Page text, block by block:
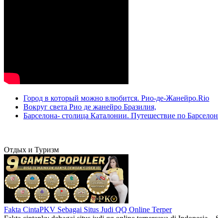
Город в который можно влюбится. Рио-де-Жанейро.Rio
Вокруг света Рио де жанейро Бразилия,
Барселона- столица Каталонии. Путешествие по
Отдых и Туризм
Fakta CintaPKV Sebagai Situs Judi QQ Online Terper